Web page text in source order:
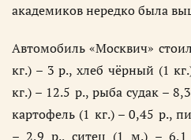
академиков нередко была
Автомобиль «Москвич»
кг.) – 3 р., хлеб чёрный (1
кг.) – 12.5 р., рыба судак –
картофель (1 кг.) – 0,45 р.,
– 2,9 р., ситец (1 м.) – 6,1